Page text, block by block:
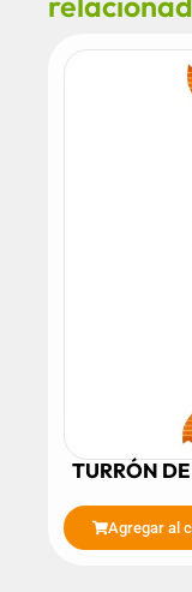
TURRÓN
Agregar al